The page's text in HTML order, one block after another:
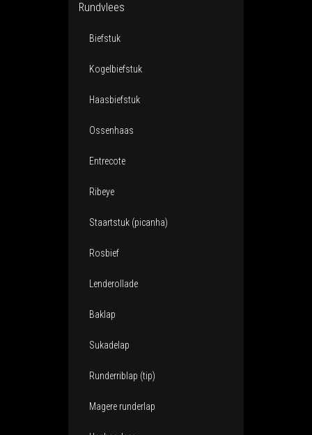
Rundvlees
Biefstuk
Kogelbiefstuk
Haasbiefstuk
Ossenhaas
Entrecote
Ribeye
Staartstuk (picanha)
Rosbief
Lenderollade
Baklap
Sukadelap
Runderriblap (tip)
Magere runderlap